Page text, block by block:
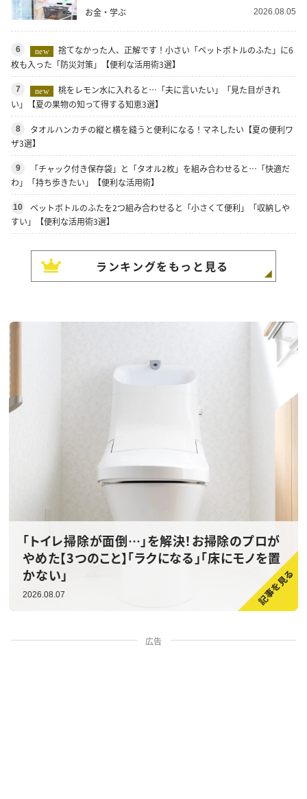
お金・学ぶ 2026.08.05
6 new
捨てなかった人、正解です！小さい「ペットボトルのふた」に6
枚も入った「防災対策」【便利な活用術3選】
7 new
桃をレモン水に入れると…「夫に言いたい」「見た目がきれ
い」【夏の果物の知って得する知恵3選】
8
タオルハンカチの縦と横を縫うと便利になる！マネしたい【夏の便利ワ
ザ3選】
9
「チャック付き保存袋」と「タオル2枚」を組み合わせると…「快適だ
わ」「持ち歩きたい」【便利な活用術】
10
ペットボトルのふたを2つ組み合わせると「小さくて便利」「収納しや
すい」【便利な活用術3選】
ランキングをもっと見る
「トイレ掃除が面倒…」を解決！お掃除のプロが
やめた【3つのこと】「ラクになる」「床にモノを置
かない」
2026.08.07
広告